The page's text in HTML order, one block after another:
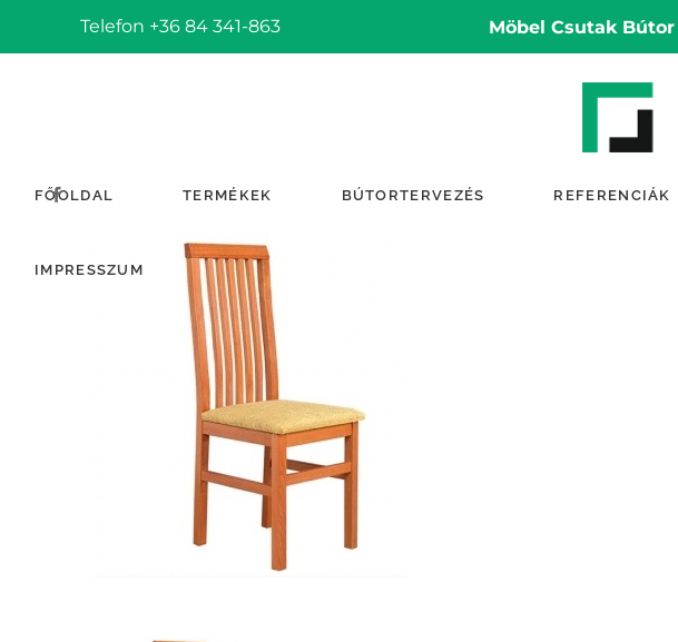
Telefon +36 84 341-863 Möbel Csutak Bútor
FŐOLDAL TERMÉKEK BÚTORTERVEZÉS REFERENCIÁK
IMPRESSZUM